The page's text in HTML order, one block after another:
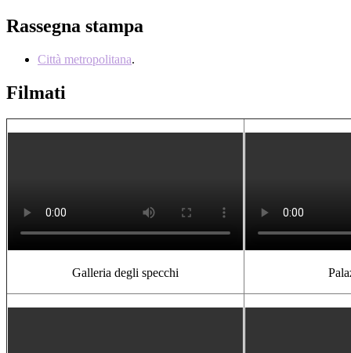
Rassegna stampa
Città metropolitana.
Filmati
Galleria degli specchi